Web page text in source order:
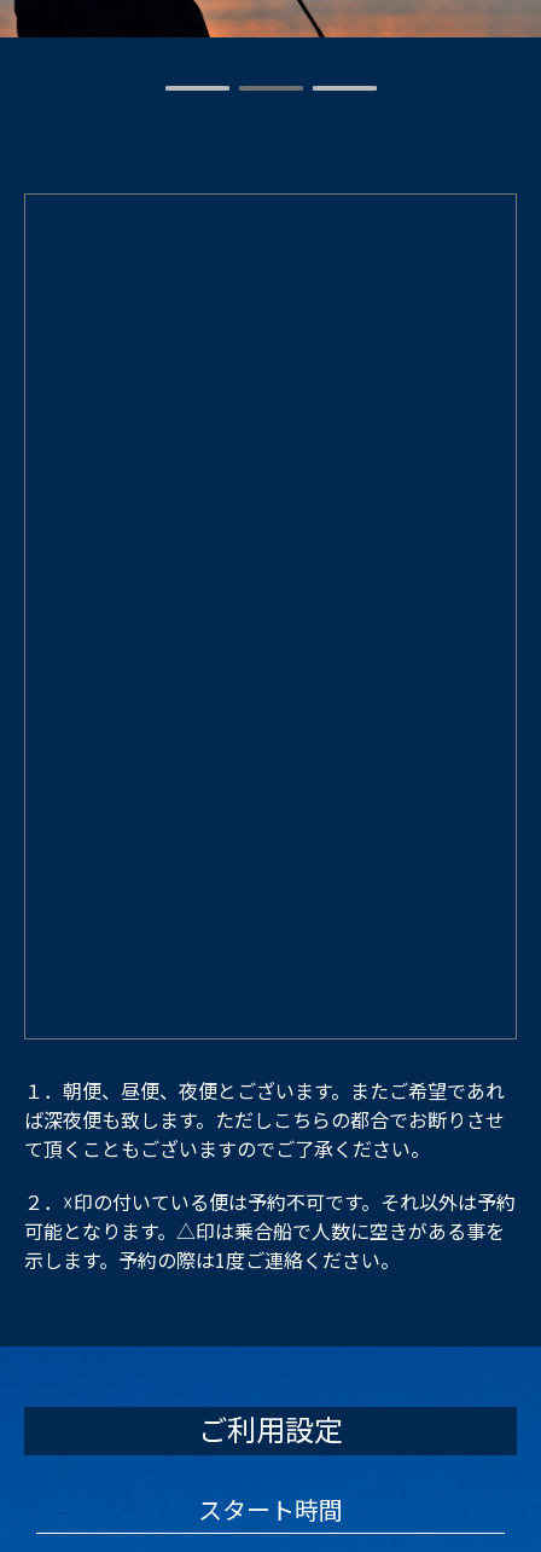
１．朝便、昼便、夜便とございます。またご希望であれ
ば深夜便も致します。ただしこちらの都合でお断りさせ
て頂くこともございますのでご了承ください。
２．☓印の付いている便は予約不可です。それ以外は予約
可能となります。△印は乗合船で人数に空きがある事を
示します。予約の際は1度ご連絡ください。
ご利用設定
スタート時間